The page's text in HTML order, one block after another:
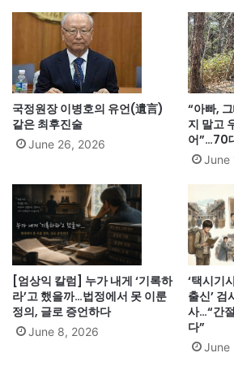
국정원장 이병호의 유언(遺言)
같은 최후진술
June 26, 2026
“아빠,
지 말고
어”…70
June
[엄상익 칼럼] 누가 내게 ‘기록하
라’고 했을까…법정에서 못 이룬
정의, 글로 증언하다
June 8, 2026
‘택시기
출신’ 검
사…“간
다”
June